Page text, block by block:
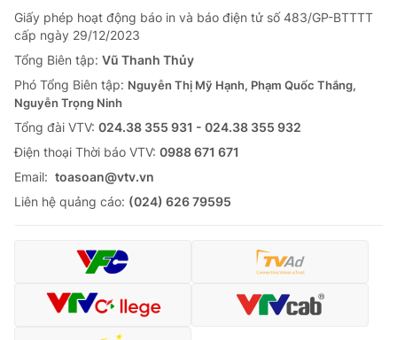
Giấy phép hoạt động báo in và báo điện tử số 483/GP-BTTTT
cấp ngày 29/12/2023
Tổng Biên tập: Vũ Thanh Thủy
Phó Tổng Biên tập: Nguyễn Thị Mỹ Hạnh, Phạm Quốc Thắng,
Nguyễn Trọng Ninh
Tổng đài VTV: 024.38 355 931 - 024.38 355 932
Ðiện thoại Thời báo VTV: 0988 671 671
Email: toasoan@vtv.vn
Liên hệ quảng cáo: (024) 626 79595